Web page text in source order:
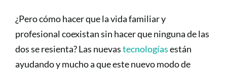
¿Pero cómo hacer que la vida familiar y
profesional coexistan sin hacer que ninguna de las
dos se resienta? Las nuevastecnologíasestán
ayudando y mucho a que este nuevo modo de